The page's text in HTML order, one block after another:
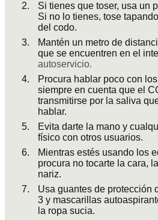
Si tienes que toser, usa un
Si no lo tienes, tose
del codo.
Mantén un metro de
que se encuentren en el
autoservicio.
Procura hablar poco con
siempre en cuenta que el
transmitirse por la saliva
hablar.
Evita darte la mano y
físico con otros usuarios.
Mientras estés usando los
procura no tocarte la cara,
nariz.
Usa guantes de protección
3 y mascarillas
la ropa sucia.